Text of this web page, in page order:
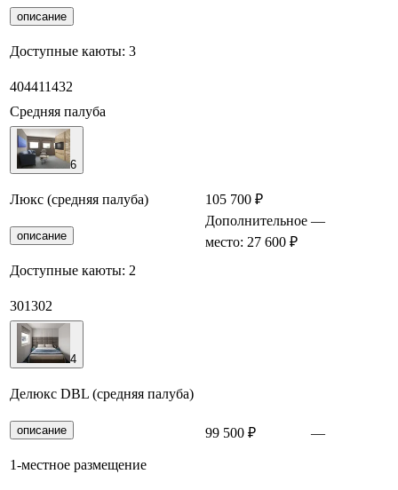
описание
Доступные каюты: 3
404411432
Средняя палуба
6
Люкс (средняя палуба)
описание
Доступные каюты: 2
301302
105 700 ₽
Дополнительное
место: 27 600 ₽
—
4
Делюкс DBL (средняя палуба)
описание
1-местное размещение
99 500 ₽ —